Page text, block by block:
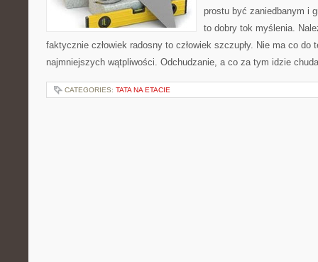
prostu być zaniedbanym i
to dobry tok myślenia.
faktycznie człowiek radosny to człowiek szczupły. Nie ma co do
najmniejszych wątpliwości. Odchudzanie, a co za tym idzie
CATEGORIES: TATA NA ETACIE